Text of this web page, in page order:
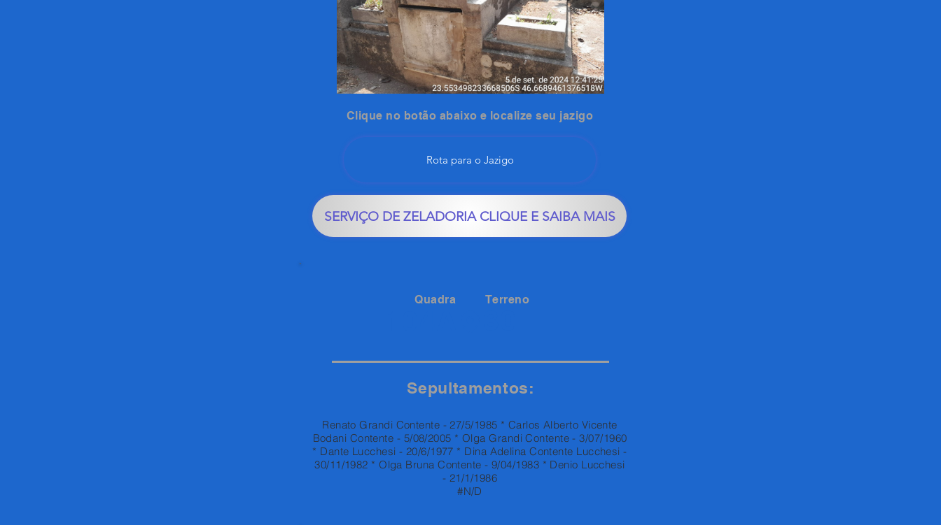
Clique no botão abaixo e localize seu jazigo
Rota para o Jazigo
SERVIÇO DE ZELADORIA CLIQUE E SAIBA MAIS
Quadra Terreno
Sepultamentos:
Renato Grandi Contente - 27/5/1985 * Carlos Alberto Vicente
Bodani Contente - 5/08/2005 * Olga Grandi Contente - 3/07/1960
* Dante Lucchesi - 20/6/1977 * Dina Adelina Contente Lucchesi -
30/11/1982 * Olga Bruna Contente - 9/04/1983 * Denio Lucchesi
- 21/1/1986
#N/D